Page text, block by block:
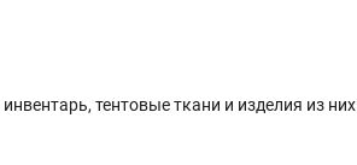
тентовые ткани и изделия из них